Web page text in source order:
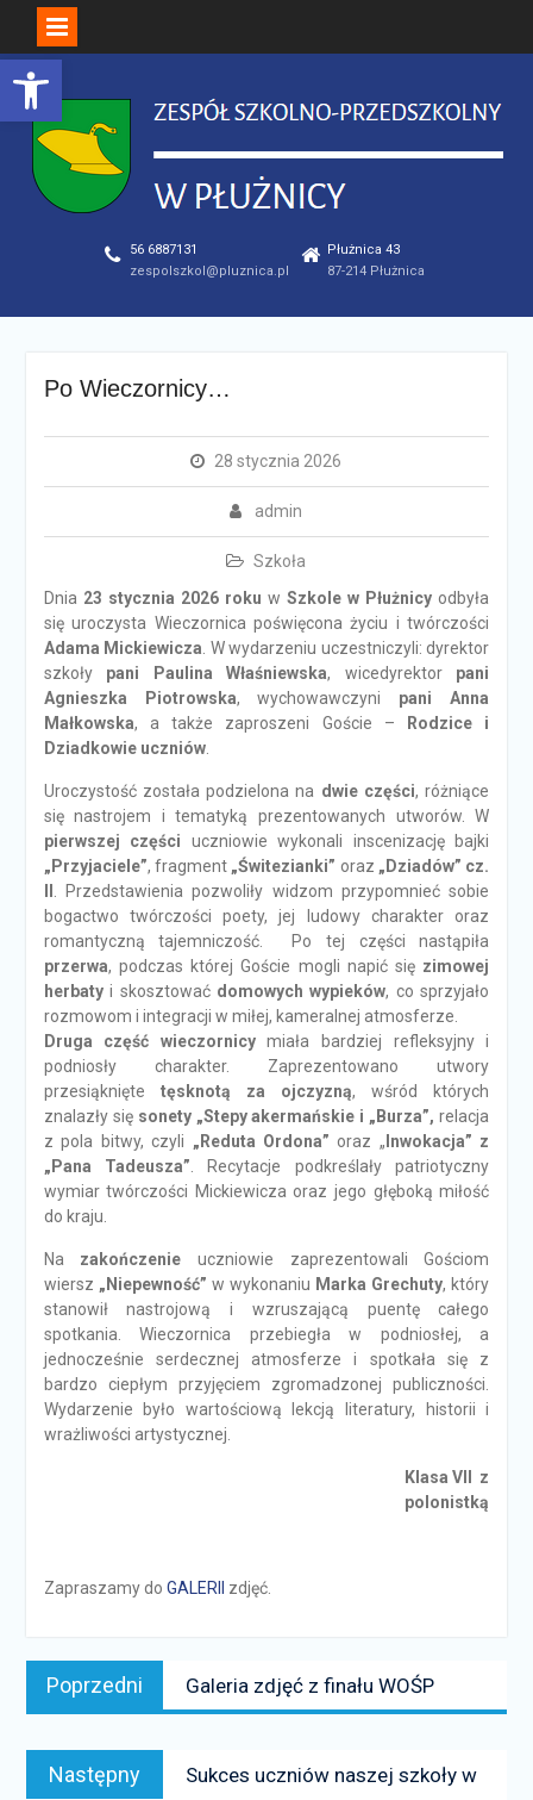
Open toolbar
Skip
to
content
56 6887131
zespolszkol@pluznica.pl
Płużnica 43
87-214 Płużnica
Po Wieczornicy…
28 stycznia 2026
admin
Szkoła
Dnia 23 stycznia 2026 roku wSzkole w Płużnicy odbyła
się uroczysta Wieczornica poświęcona życiu i twórczości
Adama Mickiewicza . W wydarzeniu uczestniczyli: dyrektor
szkoły pani Paulina Właśniewska, wicedyrektor pani
Agnieszka Piotrowska, wychowawczyni pani Anna
Małkowska, a także zaproszeni Goście –
Rodzice i
Dziadkowie uczniów.
Uroczystość została podzielona na dwie części, różniące
się nastrojem i tematyką prezentowanych utworów. W
pierwszej części uczniowie wykonali inscenizację bajki
„Przyjaciele”, fragment „Świtezianki” oraz „Dziadów” cz.
. Przedstawienia pozwoliły widzom przypomnieć sobie
bogactwo twórczości poety, jej ludowy charakter oraz
romantyczną tajemniczość. Po tej części nastąpiła
przerwa, podczas której Goście mogli napić się zimowej
herbatyi skosztować domowych wypieków, co sprzyjało
rozmowom i integracji w miłej, kameralnej atmosferze.
Druga część wieczornicymiała bardziej refleksyjny i
podniosły charakter. Zaprezentowano utwory
przesiąknięte tęsknotą za ojczyzną, wśród których
znalazły się sonety „Stepy akermańskie i „Burza”,relacja
z pola bitwy, czyli „Reduta Ordona” oraz „ Inwokacja” z
„Pana Tadeusza” . Recytacje podkreślały patriotyczny
wymiar twórczości Mickiewicza oraz jego głęboką miłość
do kraju.
Na zakończenie uczniowie zaprezentowali Gościom
wiersz „Niepewność” w wykonaniu Marka Grechuty, który
stanowił nastrojową i wzruszającą puentę całego
spotkania. Wieczornica przebiegła w podniosłej, a
jednocześnie serdecznej atmosferze i spotkała się z
bardzo ciepłym przyjęciem zgromadzonej publiczności.
Wydarzenie było wartościową lekcją literatury, historii i
wrażliwości artystycznej.
Klasa VII z
polonistką
Zapraszamy do GALERII zdjęć.
Nawigacja
wpisu
Poprzedni
news:
Galeria zdjęć z finału WOŚP
Następny
news:
Sukces uczniów naszej szkoły w